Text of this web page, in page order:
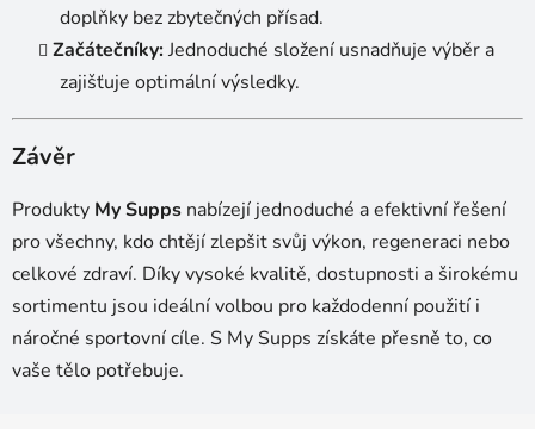
doplňky bez zbytečných přísad.
Začátečníky:Jednoduché složení usnadňuje výběr a
zajišťuje optimální výsledky.
Závěr
Produkty My Supps nabízejí jednoduché a efektivní řešení
pro všechny, kdo chtějí zlepšit svůj výkon, regeneraci nebo
celkové zdraví. Díky vysoké kvalitě, dostupnosti a širokému
sortimentu jsou ideální volbou pro každodenní použití i
náročné sportovní cíle. S My Supps získáte přesně to, co
vaše tělo potřebuje.